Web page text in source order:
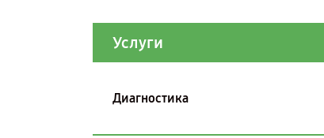
Услуги
Диагностика